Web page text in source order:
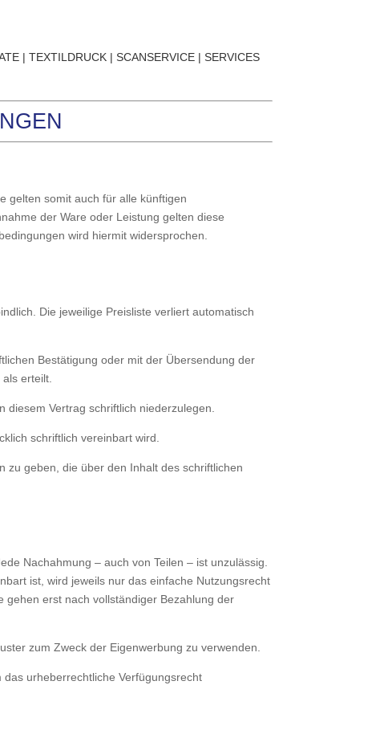
| TEXTILDRUCK| SCANSERVICE| SERVICES
gelten somit auch für alle künftigen
der Ware oder Leistung gelten diese
wird hiermit widersprochen.
Die jeweilige Preisliste verliert automatisch
Bestätigung oder mit der Übersendung der
erteilt.
diesem Vertrag schriftlich niederzulegen.
schriftlich vereinbart wird.
zu geben, die über den Inhalt des schriftlichen
Nach­ahmung – auch von Teilen – ist unzulässig.
ist, wird jeweils nur das einfache Nutzungsrecht
gehen erst nach vollständiger Bezahlung der
zum Zweck der Eigenwerbung zu verwenden.
urheberrechtliche Verfügungsrecht